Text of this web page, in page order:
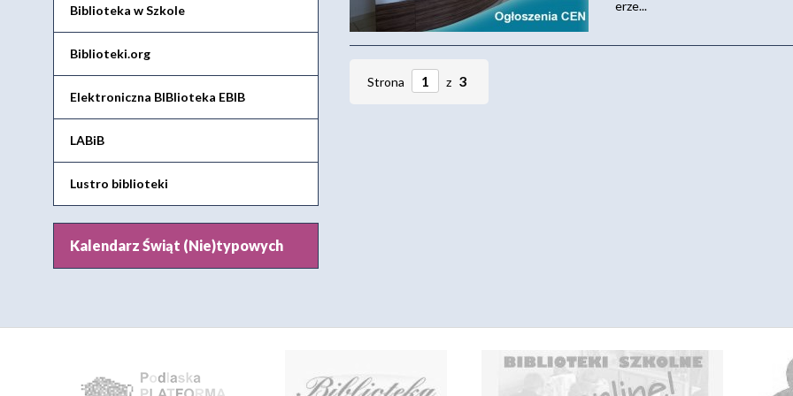
Biblioteka w Szkole
Biblioteki.org
Elektroniczna BIBlioteka EBIB
LABiB
Lustro biblioteki
Kalendarz Świąt (Nie)typowych
erze...
Strona z 3